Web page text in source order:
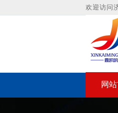
欢迎访问
网